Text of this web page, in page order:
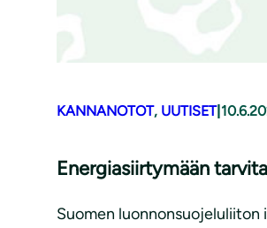
KANNANOTOT, UUTISET|
Energiasiirtymään
Suomen